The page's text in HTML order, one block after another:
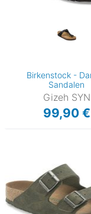
Birkenstock -
Sandalen
Gizeh SYN
99,90 €